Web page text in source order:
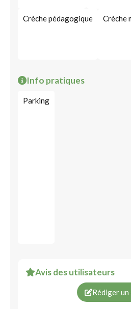
Crèche pédagogique Crèche
Info pratiques
Parking
Avis des utilisateurs
Rédiger un